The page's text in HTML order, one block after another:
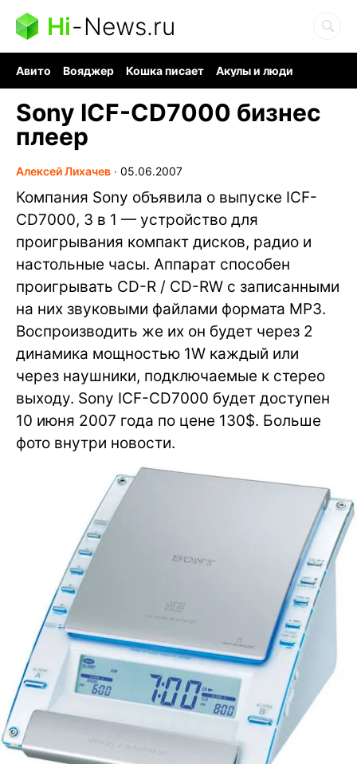
Hi-News.ru
Авито Вояджер Кошка писает
Акулы и люди
Sony ICF-CD7000 бизнес
плеер
Алексей Лихачев ∙ 05.06.2007
Компания Sony объявила о выпуске ICF-
CD7000, 3 в 1 — устройство для
проигрывания компакт дисков, радио и
настольные часы. Аппарат способен
проигрывать CD-R / CD-RW с записанными
на них звуковыми файлами формата MP3.
Воспроизводить же их он будет через 2
динамика мощностью 1W каждый или
через наушники, подключаемые к стерео
выходу. Sony ICF-CD7000 будет доступен
10 июня 2007 года по цене 130$. Больше
фото внутри новости.